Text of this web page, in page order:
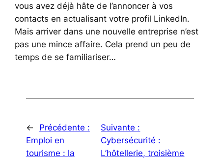
vous avez déjà hâte de l’annoncer à vos
contacts en actualisant votre profil LinkedIn.
Mais arriver dans une nouvelle entreprise n’est
pas une mince affaire. Cela prend un peu de
temps de se familiariser…
←
Précédente :
Emploi en
tourisme : la
Suivante :
Cybersécurité :
L’hôtellerie, troisième